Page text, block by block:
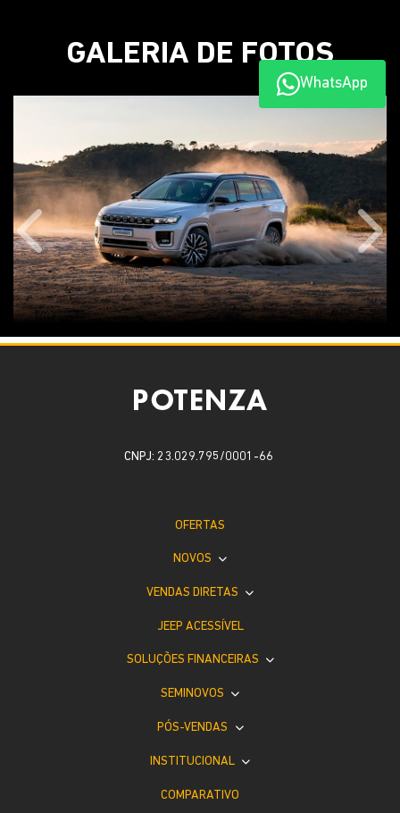
GALERIA DE FOTOS
Anterior
WhatsApp
CNPJ: 23.029.795/0001-66
OFERTAS
NOVOS
VENDAS DIRETAS
JEEP ACESSÍVEL
SOLUÇÕES FINANCEIRAS
SEMINOVOS
PÓS-VENDAS
INSTITUCIONAL
COMPARATIVO